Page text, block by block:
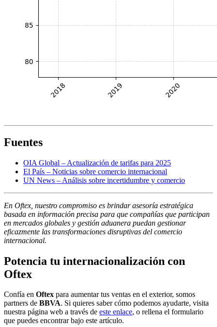
Fuentes
OIA Global – Actualización de tarifas para 2025
El País – Noticias sobre comercio internacional
UN News – Análisis sobre incertidumbre y comercio
En Oftex, nuestro compromiso es brindar asesoría estratégica
basada en información precisa para que compañías que participan
en mercados globales y gestión aduanera puedan gestionar
eficazmente las transformaciones disruptivas del comercio
internacional.
Potencia tu internacionalización con
Oftex
Confía en Oftex para aumentar tus ventas en el exterior, somos
partners de BBVA. Si quieres saber cómo podemos ayudarte, visita
nuestra página web a través de este enlace, o rellena el formulario
que puedes encontrar bajo este artículo.